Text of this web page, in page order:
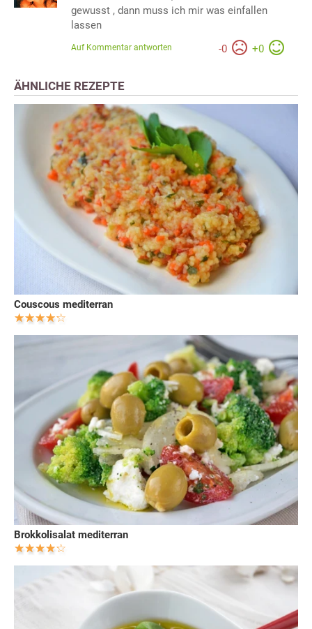
gewusst , dann muss ich mir was einfallen
lassen
-0 +0
Auf Kommentar antworten
ÄHNLICHE REZEPTE
Couscous mediterran
Brokkolisalat mediterran